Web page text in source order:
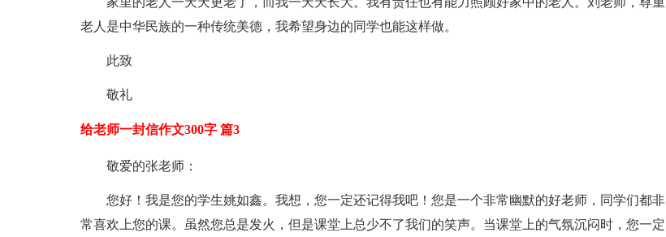
老人是中华民族的一种传统美德，我希望身边的同学也能这样做。
此致
敬礼
给老师一封信作文300字 篇3
敬爱的张老师：
您好！我是您的学生姚如鑫。我想，您一定还记得我吧！您是一个非常幽默的好老师，同学们都非
常喜欢上您的课。虽然您总是发火，但是课堂上总少不了我们的笑声。当课堂上的气氛沉闷时，您一定